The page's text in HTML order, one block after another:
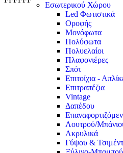
Εσωτερικού Χώρου
Led Φωτιστικά
Οροφής
Μονόφωτα
Πολύφωτα
Πολυελαίοι
Πλαφονιέρες
Σπότ
Επιτοίχια -
Επιτραπέζια
Vintage
Δαπέδου
Λουτρού/
Ακρυλικά
Γύψου &